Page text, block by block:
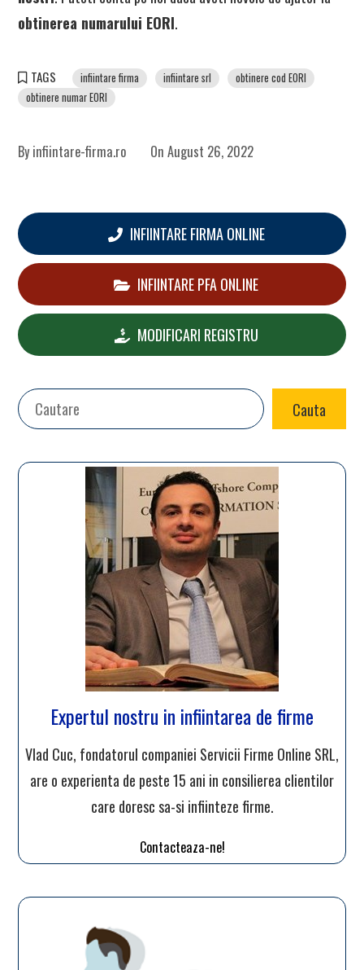
obtinerea numarului EORI.
TAGS infiintare firma infiintare srl
obtinere cod EORI
obtinere numar EORI
Byinfiintare-firma.ro OnAugust 26, 2022
INFIINTARE FIRMA ONLINE
INFIINTARE PFA ONLINE
MODIFICARI REGISTRU
Search Cauta
Expertul nostru in infiintarea de firme
Vlad Cuc, fondatorul companiei Servicii Firme Online SRL,
are o experienta de peste 15 ani in consilierea clientilor
care doresc sa-si infiinteze firme.
Contacteaza-ne!